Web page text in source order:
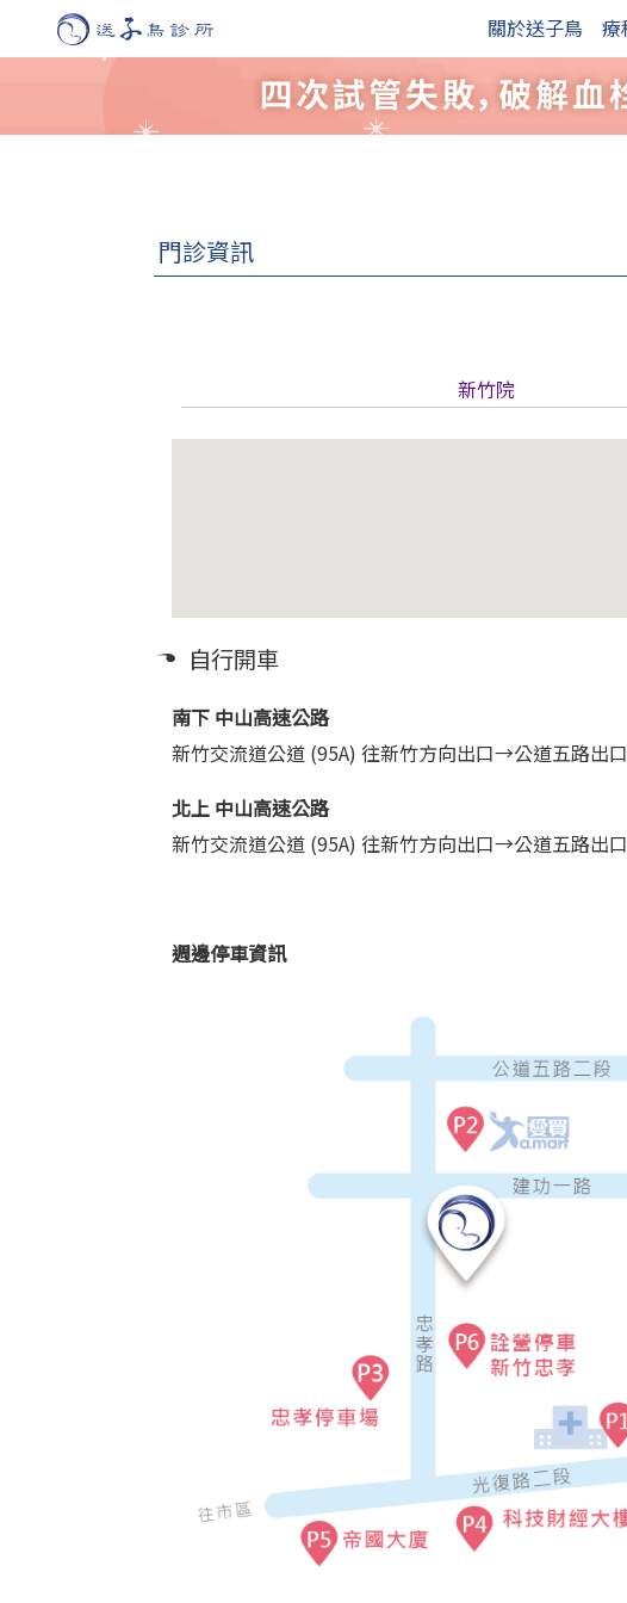
關於送子鳥 療
門診資訊
新竹院
自行開車
南下 中山高速公路
新竹交流道公道 (95A) 往新竹方向出口→公道五路
北上 中山高速公路
新竹交流道公道 (95A) 往新竹方向出口→公道五路
週邊停車資訊